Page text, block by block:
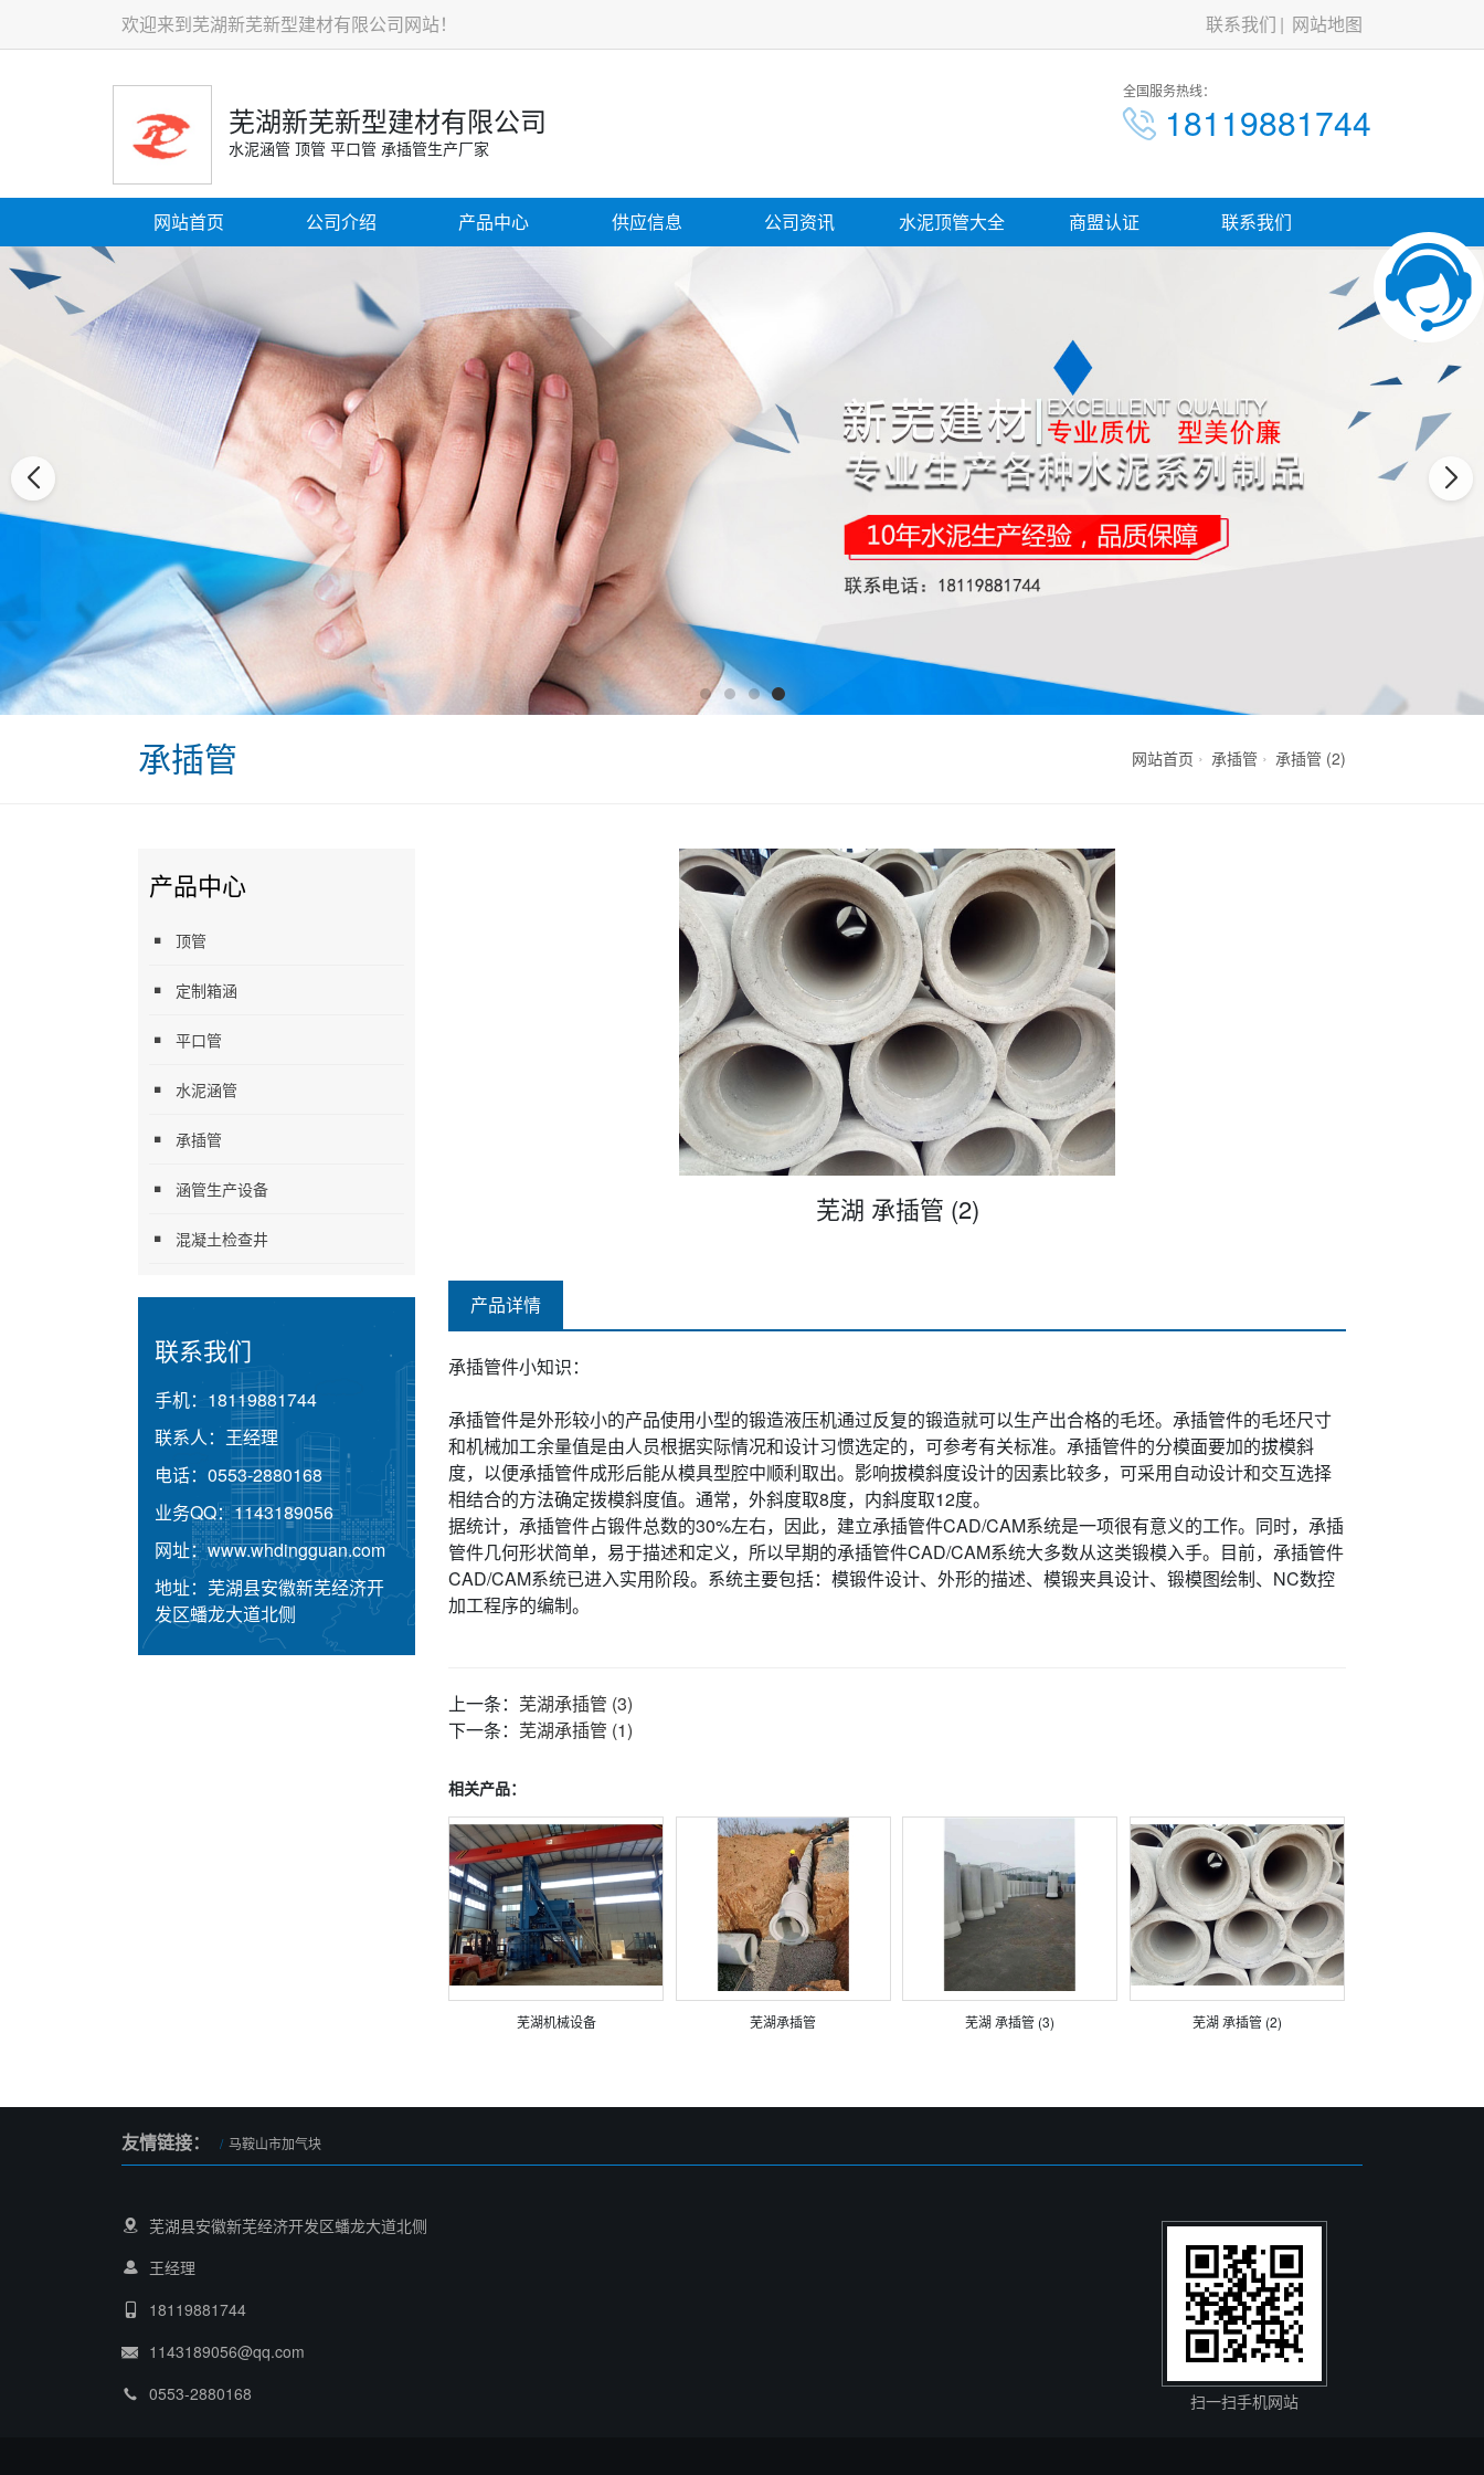
欢迎来到芜湖新芜新型建材有限公司网站！ 联系我们 网站地图
芜湖新芜新型建材有限公司
水泥涵管 顶管 平口管 承插管生产厂家
全国服务热线：
18119881744
网站首页 公司介绍 产品中心 供应信息 公司资讯 水泥顶管大全 商盟认证 联系我们
承插管 网站首页 承插管 承插管 (2)
产品中心
顶管
定制箱涵
平口管
水泥涵管
承插管
涵管生产设备
混凝土检查井
联系我们
手机： 18119881744
联系人： 王经理
电话： 0553-2880168
业务QQ：1143189056
网址：www.whdingguan.com
地址： 芜湖县安徽新芜经济开
发区蟠龙大道北侧
芜湖 承插管 (2)
产品详情
承插管件小知识：
承插管件是外形较小的产品使用小型的锻造液压机通过反复的锻造就可以生产出合格的毛坯。承插管件的毛坯尺寸
和机械加工余量值是由人员根据实际情况和设计习惯选定的，可参考有关标准。承插管件的分模面要加的拔模斜
度，以便承插管件成形后能从模具型腔中顺利取出。影响拔模斜度设计的因素比较多，可采用自动设计和交互选择
相结合的方法确定拨模斜度值。通常，外斜度取8度，内斜度取12度。
据统计，承插管件占锻件总数的30%左右，因此，建立承插管件CAD/CAM系统是一项很有意义的工作。同时，承插
管件几何形状简单，易于描述和定义，所以早期的承插管件CAD/CAM系统大多数从这类锻模入手。目前，承插管件
CAD/CAM系统已进入实用阶段。系统主要包括：模锻件设计、外形的描述、模锻夹具设计、锻模图绘制、NC数控
加工程序的编制。
上一条： 芜湖承插管 (3)
下一条： 芜湖承插管 (1)
相关产品：
芜湖机械设备 芜湖承插管 芜湖 承插管 (3) 芜湖 承插管 (2)
友情链接： 马鞍山市加气块
芜湖县安徽新芜经济开发区蟠龙大道北侧
王经理
18119881744
1143189056@qq.com
0553-2880168
扫一扫手机网站